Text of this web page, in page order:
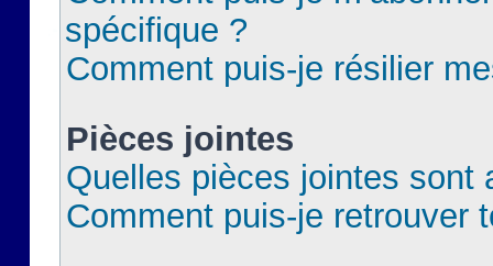
spécifique ?
Comment puis-je résilier
Pièces jointes
Quelles pièces jointes sont
Comment puis-je retrouver